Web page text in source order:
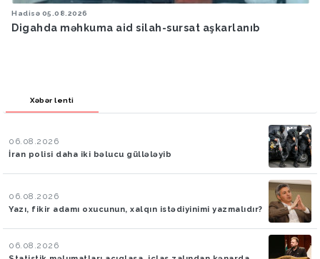
Hadisə 05.08.2026
Digahda məhkuma aid silah-sursat aşkarlanıb
Xəbər lenti
06.08.2026
İran polisi daha iki bəlucu güllələyib
06.08.2026
Yazı, fikir adamı oxucunun, xalqın istədiyinimi yazmalıdır?
06.08.2026